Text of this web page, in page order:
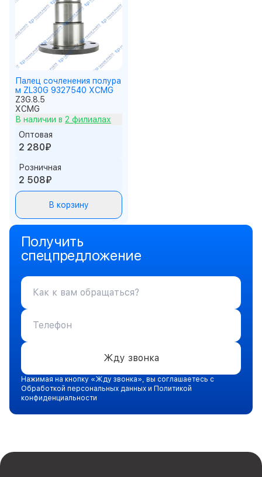
Палец сочленения полура
м ZL30G 9327540 XCMG
Z3G.8.5
XCMG
В наличии в 2 филиалах
Оптовая
2 280₽
Розничная
2 508₽
В корзину
Получить
спецпредложение
Жду звонка
Нажимая на кнопку «Жду звонка», вы соглашаетесь с
Обработкой персональных данных и Политикой
конфиденциальности